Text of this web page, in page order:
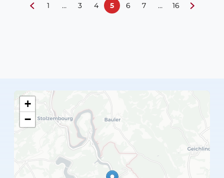
1 … 3 4 5 6 7 … 16
+
−